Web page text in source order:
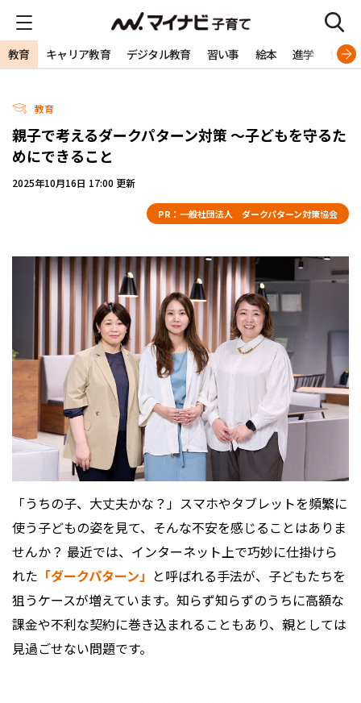
教育 キャリア教育 デジタル教育 習い事 絵本 進学 勉強
教育
親子で考えるダークパターン対策 ～子どもを守るた
めにできること
2025年10月16日 17:00 更新
PR： 一般社団法人 ダークパターン対策協会
「うちの子、大丈夫かな？」スマホやタブレットを頻繁に
使う子どもの姿を見て、そんな不安を感じることはありま
せんか？ 最近では、インターネット上で巧妙に仕掛けら
れた 「ダークパターン」 と呼ばれる手法が、子どもたちを
狙うケースが増えています。知らず知らずのうちに高額な
課金や不利な契約に巻き込まれることもあり、親としては
見過ごせない問題です。